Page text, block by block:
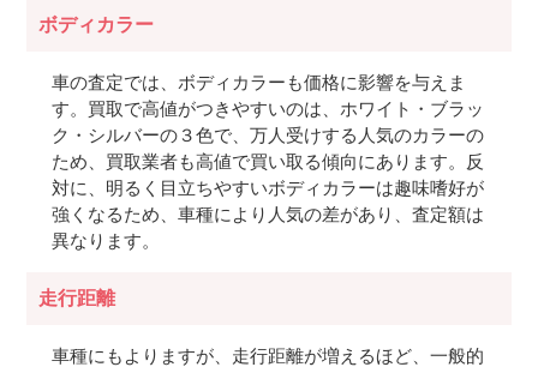
ボディカラー
車の査定では、ボディカラーも価格に影響を与えま
す。買取で高値がつきやすいのは、ホワイト・ブラッ
ク・シルバーの３色で、万人受けする人気のカラーの
ため、買取業者も高値で買い取る傾向にあります。反
対に、明るく目立ちやすいボディカラーは趣味嗜好が
強くなるため、車種により人気の差があり、査定額は
異なります。
走行距離
車種にもよりますが、走行距離が増えるほど、一般的